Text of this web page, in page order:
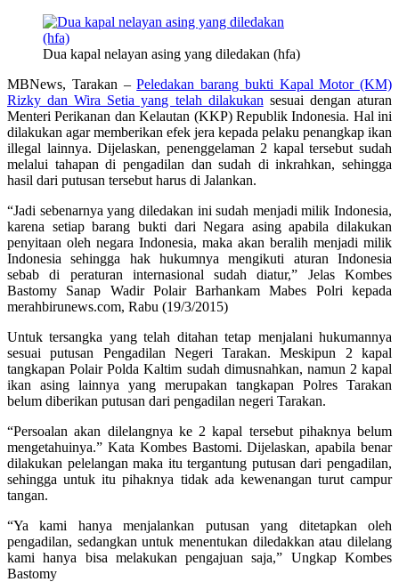
Dua kapal nelayan asing yang diledakan (hfa)
MBNews, Tarakan –Peledakan barang bukti Kapal Motor (KM)
Rizky dan Wira Setia yang telah dilakukan sesuai dengan aturan
Menteri Perikanan dan Kelautan (KKP) Republik Indonesia. Hal ini
dilakukan agar memberikan efek jera kepada pelaku penangkap ikan
illegal lainnya. Dijelaskan, penenggelaman 2 kapal tersebut sudah
melalui tahapan di pengadilan dan sudah di inkrahkan, sehingga
hasil dari putusan tersebut harus di Jalankan.
“Jadi sebenarnya yang diledakan ini sudah menjadi milik Indonesia,
karena setiap barang bukti dari Negara asing apabila dilakukan
penyitaan oleh negara Indonesia, maka akan beralih menjadi milik
Indonesia sehingga hak hukumnya mengikuti aturan Indonesia
sebab di peraturan internasional sudah diatur,” Jelas Kombes
Bastomy Sanap Wadir Polair Barhankam Mabes Polri kepada
merahbirunews.com, Rabu (19/3/2015)
Untuk tersangka yang telah ditahan tetap menjalani hukumannya
sesuai putusan Pengadilan Negeri Tarakan. Meskipun 2 kapal
tangkapan Polair Polda Kaltim sudah dimusnahkan, namun 2 kapal
ikan asing lainnya yang merupakan tangkapan Polres Tarakan
belum diberikan putusan dari pengadilan negeri Tarakan.
“Persoalan akan dilelangnya ke 2 kapal tersebut pihaknya belum
mengetahuinya.” Kata Kombes Bastomi. Dijelaskan, apabila benar
dilakukan pelelangan maka itu tergantung putusan dari pengadilan,
sehingga untuk itu pihaknya tidak ada kewenangan turut campur
tangan.
“Ya kami hanya menjalankan putusan yang ditetapkan oleh
pengadilan, sedangkan untuk menentukan diledakkan atau dilelang
kami hanya bisa melakukan pengajuan saja,” Ungkap Kombes
Bastomy